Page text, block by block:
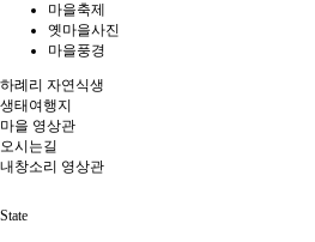
마을축제
옛마을사진
마을풍경
하례리 자연식생
생태여행지
마을 영상관
오시는길
내창소리 영상관
State